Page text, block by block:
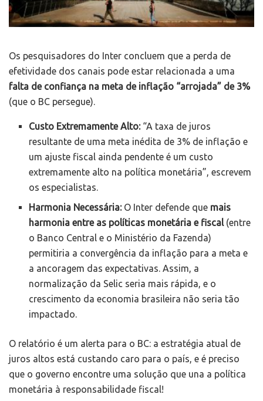
Os pesquisadores do Inter concluem que a perda de
efetividade dos canais pode estar relacionada a uma
falta de confiança na meta de inflação “arrojada” de 3%
(que o BC persegue).
Custo Extremamente Alto:“A taxa de juros
resultante de uma meta inédita de 3% de inflação e
um ajuste fiscal ainda pendente é um custo
extremamente alto na política monetária”, escrevem
os especialistas.
Harmonia Necessária:O Inter defende que mais
harmonia entre as políticas monetária e fiscal(entre
o Banco Central e o Ministério da Fazenda)
permitiria a convergência da inflação para a meta e
a ancoragem das expectativas. Assim, a
normalização da Selic seria mais rápida, e o
crescimento da economia brasileira não seria tão
impactado.
O relatório é um alerta para o BC: a estratégia atual de
juros altos está custando caro para o país, e é preciso
que o governo encontre uma solução que una a política
monetária à responsabilidade fiscal!